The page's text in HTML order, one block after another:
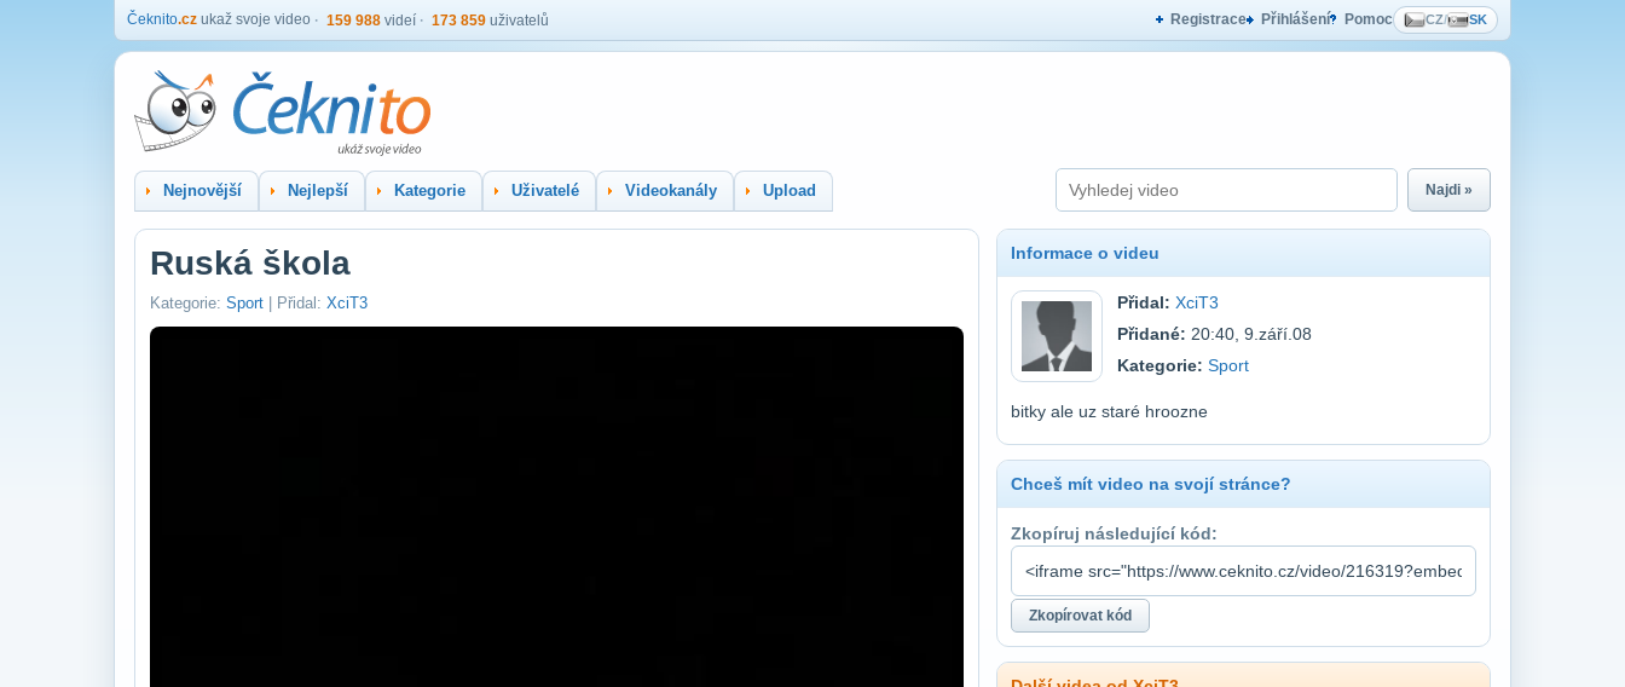
Čeknito.cz ukaž svoje video 159 988 videí 173 859 uživatelů Registrace Přihlášení Pomoc CZ/ SK
Nejnovější Nejlepší Kategorie Uživatelé Videokanály Upload Najdi »
Ruská škola
Kategorie: Sport | Přidal: XciT3
Informace o videu
Přidal: XciT3
Přidané: 20:40, 9.září.08
Kategorie: Sport
bitky ale uz staré hroozne
Chceš mít video na svojí stránce?
Zkopíruj následující kód: